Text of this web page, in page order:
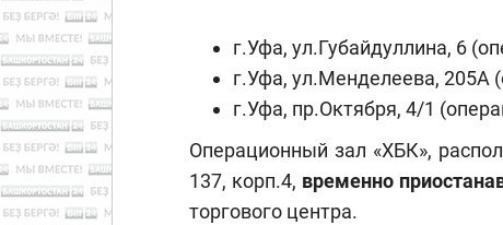
г.Уфа, ул.Губайдуллина, 6
г.Уфа, ул.Менделеева, 205А
г.Уфа, пр.Октября, 4/1
Операционный зал «ХБК»,
137, корп.4, временно
торгового центра.